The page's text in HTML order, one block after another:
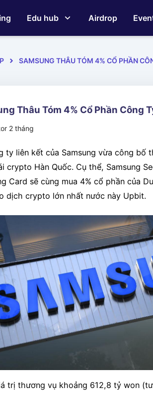
Edu hub Airdrop
SAMSUNG THÂU TÓM 4% CỔ PHẦN
Thâu Tóm 4% Cổ Phần Công
2 tháng
ty liên kết của Samsung vừa công bố
crypto Hàn Quốc. Cụ thể, Samsung
Card sẽ cùng mua 4% cổ phần của
dịch crypto lớn nhất nước này Upbit.
trị thương vụ khoảng 612,8 tỷ won